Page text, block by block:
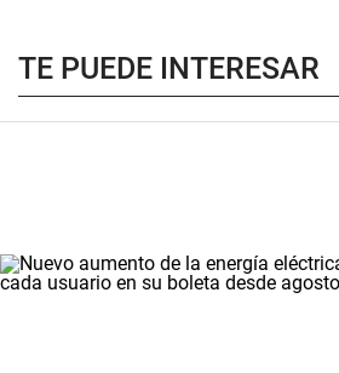
TE PUEDE INTERESAR